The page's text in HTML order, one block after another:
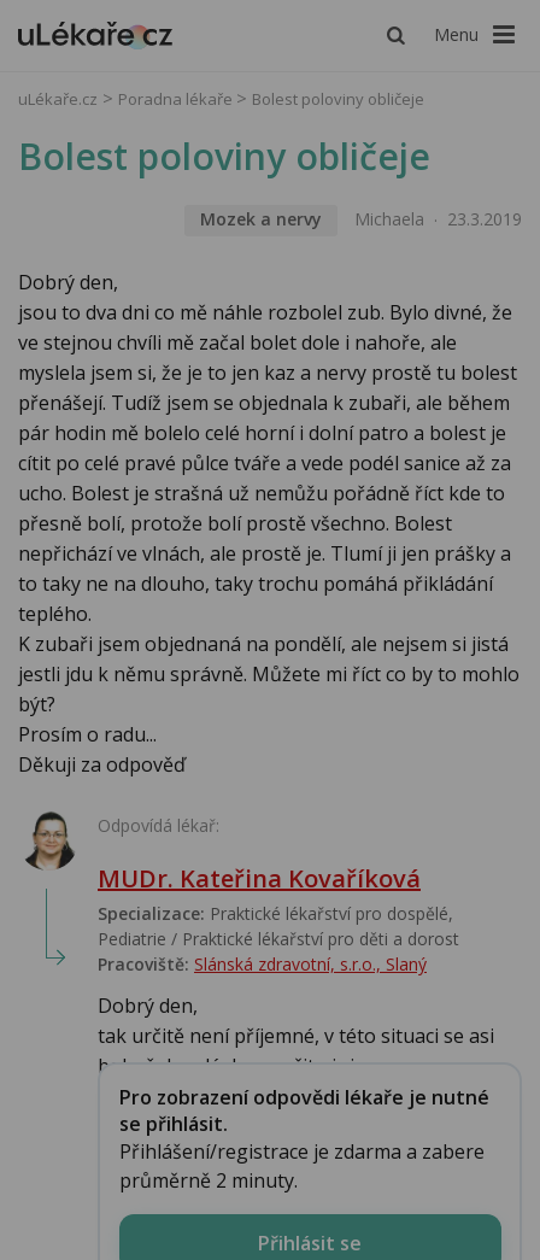
Menu
uLékaře.cz Poradna lékaře Bolest poloviny obličeje
Bolest poloviny obličeje
Mozek a nervy Michaela 23.3.2019
Dobrý den,
jsou to dva dni co mě náhle rozbolel zub. Bylo divné, že
ve stejnou chvíli mě začal bolet dole i nahoře, ale
myslela jsem si, že je to jen kaz a nervy prostě tu bolest
přenášejí. Tudíž jsem se objednala k zubaři, ale během
pár hodin mě bolelo celé horní i dolní patro a bolest je
cítit po celé pravé půlce tváře a vede podél sanice až za
ucho. Bolest je strašná už nemůžu pořádně říct kde to
přesně bolí, protože bolí prostě všechno. Bolest
nepřichází ve vlnách, ale prostě je. Tlumí ji jen prášky a
to taky ne na dlouho, taky trochu pomáhá přikládání
teplého.
K zubaři jsem objednaná na pondělí, ale nejsem si jistá
jestli jdu k němu správně. Můžete mi říct co by to mohlo
být?
Prosím o radu...
Děkuji za odpověď
Odpovídá lékař:
MUDr. Kateřina Kovaříková
Specializace: Praktické lékařství pro dospělé,
Pediatrie / Praktické lékařství pro děti a dorost
Pracoviště: Slánská zdravotní, s.r.o., Slaný
Dobrý den,
tak určitě není příjemné, v této situaci se asi
bohužel nedá doporučit nic j...
Pro zobrazení odpovědi lékaře je nutné
se přihlásit.
Přihlášení/registrace je zdarma a zabere
průměrně 2 minuty.
Přihlásit se